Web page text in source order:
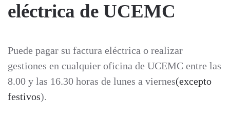
eléctrica de UCEMC
Puede pagar su factura eléctrica o realizar
gestiones en cualquier oficina de UCEMC entre las
8.00 y las 16.30 horas de lunes a viernes(excepto
festivos).